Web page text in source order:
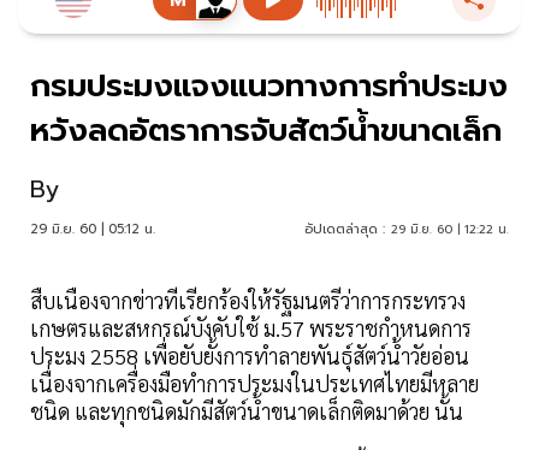
กรมประมงแจงแนวทางการทำประมง
หวังลดอัตราการจับสัตว์น้ำขนาดเล็ก
By
29 มิ.ย. 60 | 05:12 น. อัปเดตล่าสุด : 29 มิ.ย. 60 | 12:22 น.
สืบเนื่องจากข่าวที่เรียกร้องให้รัฐมนตรีว่าการกระทรวง
เกษตรและสหกรณ์บังคับใช้ ม.57 พระราชกำหนดการ
ประมง 2558 เพื่อยับยั้งการทำลายพันธุ์สัตว์น้ำวัยอ่อน
เนื่องจากเครื่องมือทำการประมงในประเทศไทยมีหลาย
ชนิด และทุกชนิดมักมีสัตว์น้ำขนาดเล็กติดมาด้วย นั้น